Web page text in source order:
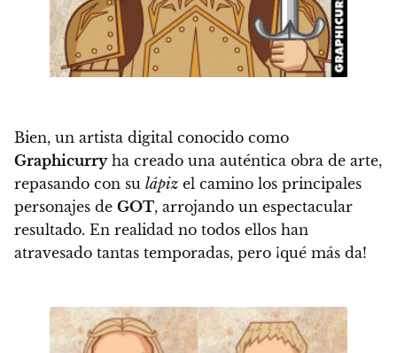
Bien, un artista digital conocido como
Graphicurryha creado una auténtica obra de arte,
repasando con su lápiz el camino los principales
personajes de GOT, arrojando un espectacular
resultado. En realidad no todos ellos han
atravesado tantas temporadas, pero ¡qué más da!